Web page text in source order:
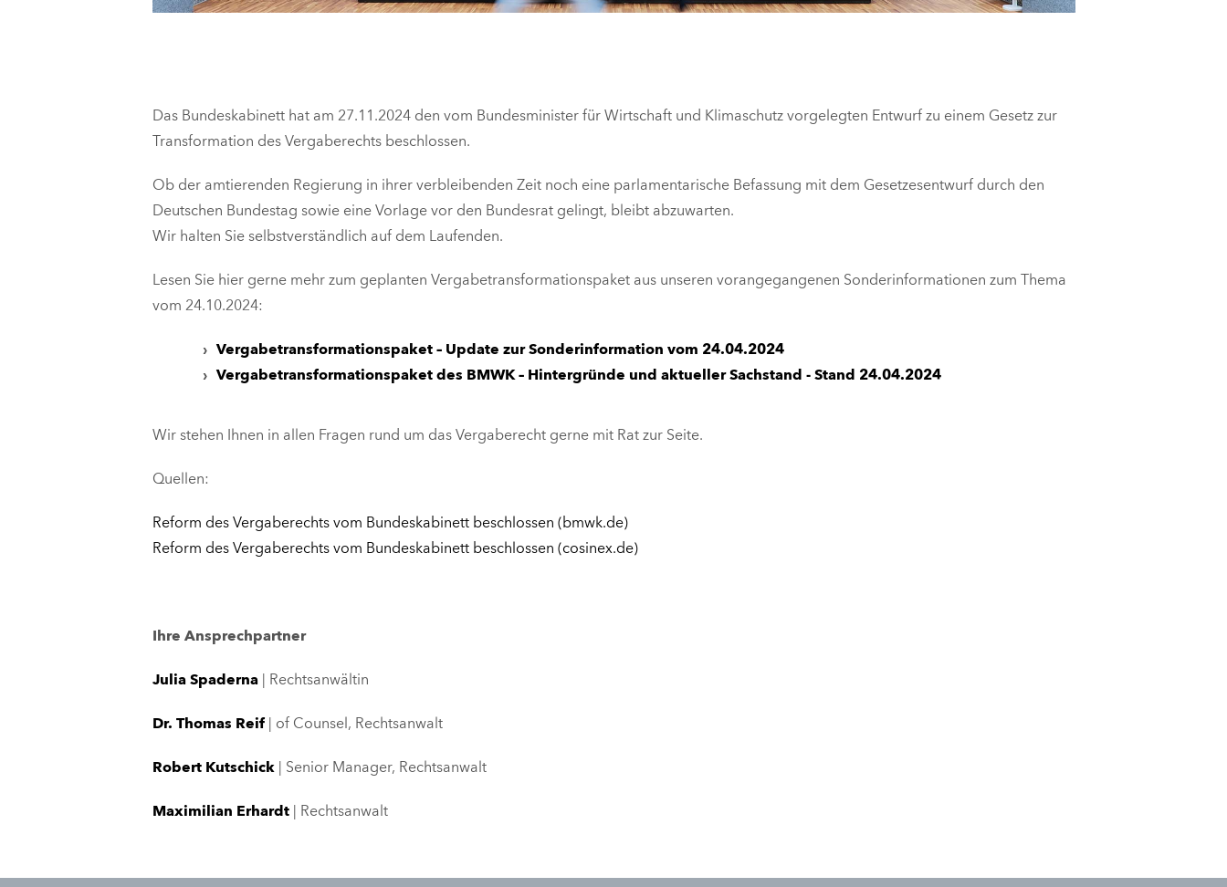
Das Bundeskabinett hat am 27.11.2024 den vom Bundesminister für Wirtschaft und Klimaschutz vorgelegten Entwurf zu einem Gesetz zur
Transformation des Vergaberechts beschlossen.
Ob der amtierenden Regierung in ihrer verbleibenden Zeit noch eine parlamentarische Befassung mit dem Gesetzesentwurf durch den
Deutschen Bundestag sowie eine Vorlage vor den Bundesrat gelingt, bleibt abzuwarten.
Wir halten Sie selbstverständlich auf dem Laufenden.
Lesen Sie hier gerne mehr zum geplanten Vergabetransformationspaket aus unseren vorangegangenen Sonderinformationen zum Thema
vom 24.10.2024:
Vergabetransformationspaket – Update zur Sonderinformation vom 24.04.2024
Vergabetransformationspaket des BMWK – Hintergründe und aktueller Sachstand - Stand 24.04.2024
Wir stehen Ihnen in allen Fragen rund um das Vergaberecht gerne mit Rat zur Seite.
Quellen:
Reform des Vergaberechts vom Bundeskabinett beschlossen (bmwk.de)
Reform des Vergaberechts vom Bundeskabinett beschlossen (cosinex.de)
Ihre Ansprechpartner
Julia Spaderna| Rechtsanwältin
Dr. Thomas Reif| of Counsel, Rechtsanwalt
Robert Kutschick| Senior Manager, Rechtsanwalt
Maximilian Erhardt| Rechtsanwalt